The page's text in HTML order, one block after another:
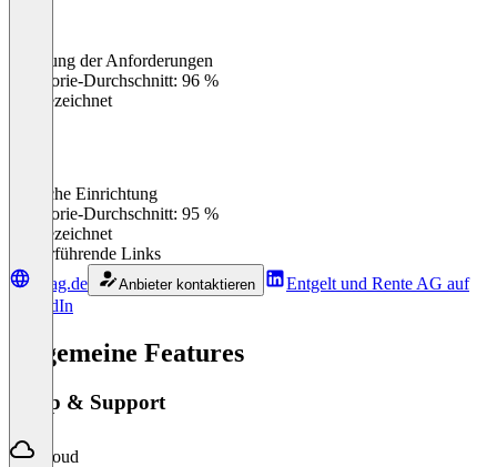
Erfüllung der Anforderungen
Kategorie-Durchschnitt: 96 %
Ausgezeichnet
Einfache Einrichtung
Kategorie-Durchschnitt: 95 %
Ausgezeichnet
Weiterführende Links
er-ag.de
Anbieter kontaktieren
Entgelt und Rente AG auf
LinkedIn
Allgemeine Features
Setup & Support
Cloud